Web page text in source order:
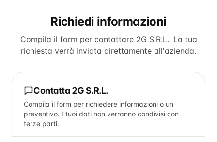
Richiedi informazioni
Compila il form per contattare 2G S.R.L.. La tua
richiesta verrà inviata direttamente all'azienda.
Contatta2G S.R.L.
Compila il form per richiedere informazioni o un
preventivo. I tuoi dati non verranno condivisi con
terze parti.